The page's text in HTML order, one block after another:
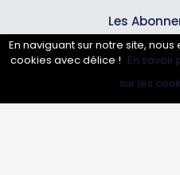
Annuaire Pro
Les
Mentions
En naviguant sur notre site,
cookies avec délice ! En savoir
sur les